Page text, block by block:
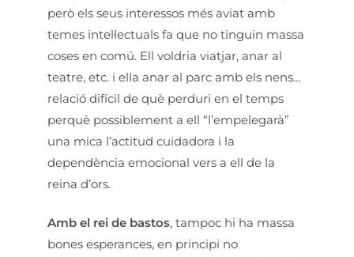
però els seus interessos més aviat amb
temes intel·lectuals fa que no tinguin massa
coses en comú. Ell voldria viatjar, anar al
teatre, etc. i ella anar al parc amb els nens…
relació difícil de què perduri en el temps
perquè possiblement a ell “l’empelegarà”
una mica l’actitud cuidadora i la
dependència emocional vers a ell de la
reina d’ors.
Amb el rei de bastos, tampoc hi ha massa
bones esperances, en principi no